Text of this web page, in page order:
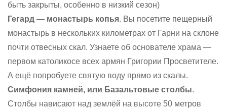
быть закрыты, особенно в низкий сезон)
Гегард — монастырь копья. Вы посетите пещерный
монастырь в нескольких километрах от Гарни на склоне
почти отвесных скал. Узнаете об основателе храма —
первом католикосе всех армян Григории Просветителе.
А ещё попробуете святую воду прямо из скалы.
Симфония камней, или Базальтовые столбы.
Столбы нависают над землёй на высоте 50 метров